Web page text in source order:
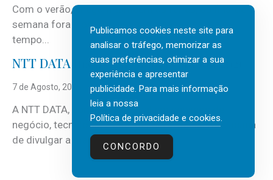
Com o verão, chegam também as férias, os fins-de-
semana fora e os dias em que a casa fica mais
tempo...
NTT DATA Insurtech Global Outlook 2026
7 de Agosto, 2026
A NTT DATA, consultora global em serviços de
negócio, tecnologia e inteligência artificial (IA), acaba
de divulgar a mais recente...
Publicamos cookies neste site para
analisar o tráfego, memorizar as
suas preferências, otimizar a sua
experiência e apresentar
publicidade. Para mais informação
leia a nossa
Política de privacidade e cookies.
CONCORDO